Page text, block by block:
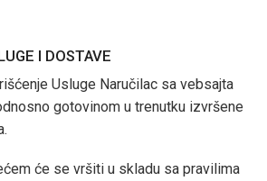
I DOSTAVE
Usluge Naručilac sa vebsajta
gotovinom u trenutku izvršene
će se vršiti u skladu sa pravilima